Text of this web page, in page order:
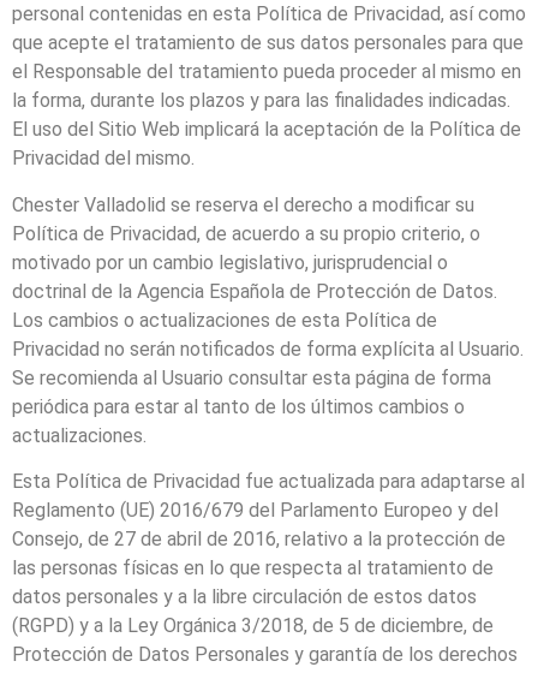
personal contenidas en esta Política de Privacidad, así como
que acepte el tratamiento de sus datos personales para que
el Responsable del tratamiento pueda proceder al mismo en
la forma, durante los plazos y para las finalidades indicadas.
El uso del Sitio Web implicará la aceptación de la Política de
Privacidad del mismo.
Chester Valladolid se reserva el derecho a modificar su
Política de Privacidad, de acuerdo a su propio criterio, o
motivado por un cambio legislativo, jurisprudencial o
doctrinal de la Agencia Española de Protección de Datos.
Los cambios o actualizaciones de esta Política de
Privacidad no serán notificados de forma explícita al Usuario.
Se recomienda al Usuario consultar esta página de forma
periódica para estar al tanto de los últimos cambios o
actualizaciones.
Esta Política de Privacidad fue actualizada para adaptarse al
Reglamento (UE) 2016/679 del Parlamento Europeo y del
Consejo, de 27 de abril de 2016, relativo a la protección de
las personas físicas en lo que respecta al tratamiento de
datos personales y a la libre circulación de estos datos
(RGPD) y a la Ley Orgánica 3/2018, de 5 de diciembre, de
Protección de Datos Personales y garantía de los derechos